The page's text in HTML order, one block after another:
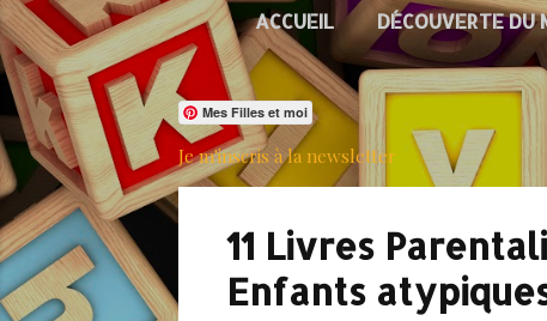
ACCUEIL DÉCOUVERTE DU
Mes Filles et moi
Je m'inscris à la newsletter
11 Livres
Enfants